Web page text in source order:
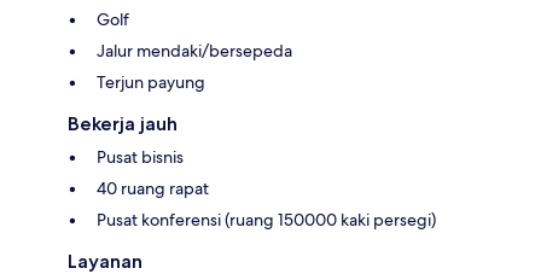
Golf
Jalur mendaki/bersepeda
Terjun payung
Bekerja jauh
Pusat bisnis
40 ruang rapat
Pusat konferensi (ruang 150000 kaki persegi)
Layanan